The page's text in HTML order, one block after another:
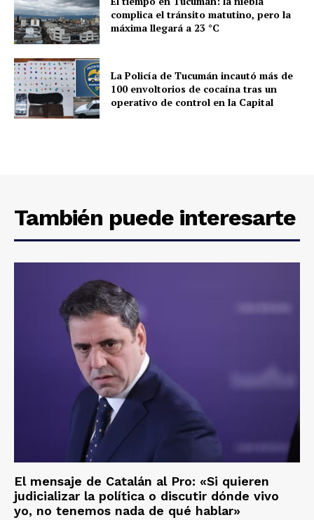
complica el tránsito matutino, pero la
máxima llegará a 23 °C
La Policía de Tucumán incautó más de
100 envoltorios de cocaína tras un
operativo de control en la Capital
También puede interesarte
El mensaje de Catalán al Pro: «Si quieren
judicializar la política o discutir dónde vivo
yo, no tenemos nada de qué hablar»